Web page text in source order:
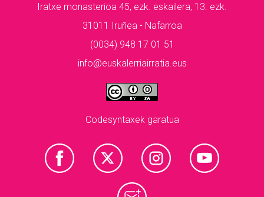
Iratxe monasterioa 45, ezk. eskailera, 13. ezk.
31011 Iruñea - Nafarroa
(0034) 948 17 01 51
info@euskalerriairratia.eus
Codesyntaxek garatua